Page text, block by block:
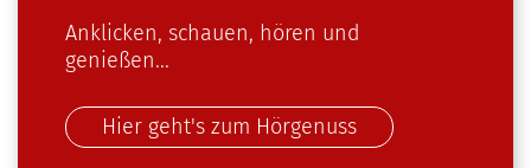
Anklicken, schauen, hören und
genießen...
Hier geht's zum Hörgenuss